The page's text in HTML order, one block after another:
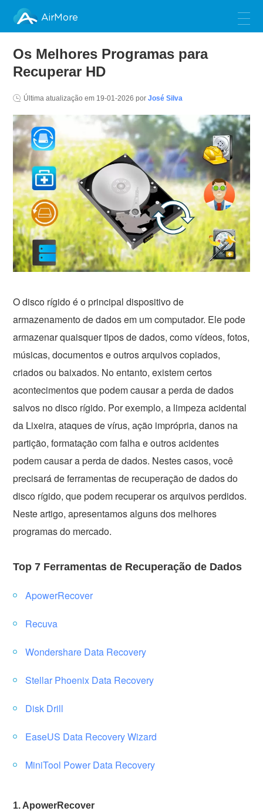
AirMore
Os Melhores Programas para
Recuperar HD
Última atualização em 19-01-2026 porJosé Silva
O disco rígido é o principal dispositivo de
armazenamento de dados em um computador. Ele pode
armazenar quaisquer tipos de dados, como vídeos, fotos,
músicas, documentos e outros arquivos copiados,
criados ou baixados. No entanto, existem certos
acontecimentos que podem causar a perda de dados
salvos no disco rígido. Por exemplo, a limpeza acidental
da Lixeira, ataques de vírus, ação imprópria, danos na
partição, formatação com falha e outros acidentes
podem causar a perda de dados. Nestes casos, você
precisará de ferramentas de recuperação de dados do
disco rígido, que podem recuperar os arquivos perdidos.
Neste artigo, apresentamos alguns dos melhores
programas do mercado.
Top 7 Ferramentas de Recuperação de Dados
ApowerRecover
Recuva
Wondershare Data Recovery
Stellar Phoenix Data Recovery
Disk Drill
EaseUS Data Recovery Wizard
MiniTool Power Data Recovery
1. ApowerRecover